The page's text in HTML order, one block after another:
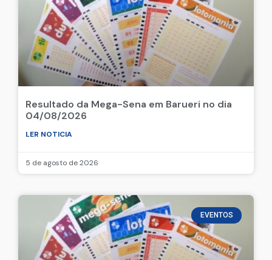
Resultado da Mega-Sena em Barueri no dia
04/08/2026
LER NOTICIA
5 de agosto de 2026
EVENTOS